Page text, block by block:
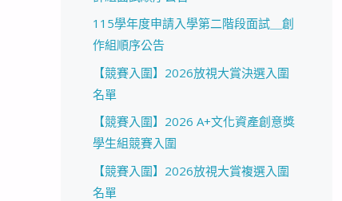
115學年度申請入學第二階段面試＿創
作組順序公告
【競賽入圍】2026放視大賞決選入圍
名單
【競賽入圍】2026 A+文化資產創意獎
學生組競賽入圍
【競賽入圍】2026放視大賞複選入圍
名單